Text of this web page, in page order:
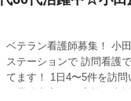
ますので、安心して長く
容＞ 訪問看護ステー
ェックや家族の支援・
い業務に携わることが
し、1日4〜5件の訪問を
しながら、地域の患者
ベテラン看護師募集！ 小
ステーションで 訪問看護
てます！ 1日4〜5件を訪問